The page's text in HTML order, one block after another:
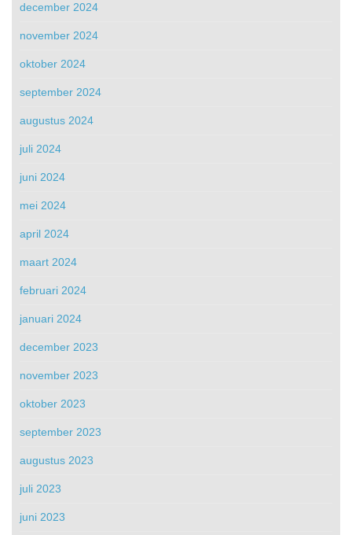
december 2024
november 2024
oktober 2024
september 2024
augustus 2024
juli 2024
juni 2024
mei 2024
april 2024
maart 2024
februari 2024
januari 2024
december 2023
november 2023
oktober 2023
september 2023
augustus 2023
juli 2023
juni 2023